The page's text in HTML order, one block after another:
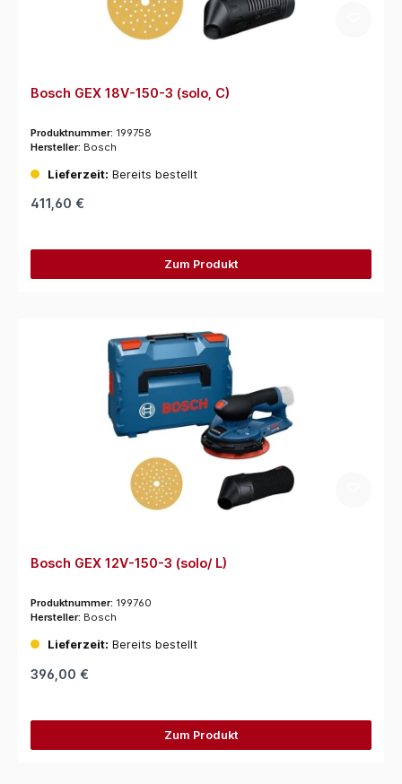
Bosch GEX 18V-150-3 (solo, C)
Produktnummer: 199758
Hersteller: Bosch
Lieferzeit: Bereits bestellt
411,60 €
Zum Produkt
Bosch GEX 12V-150-3 (solo/ L)
Produktnummer: 199760
Hersteller: Bosch
Lieferzeit: Bereits bestellt
396,00 €
Zum Produkt